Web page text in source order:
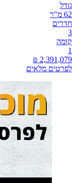
גודל
62 מ"ר
חדרים
3
קומה
1
לפרטים מלאים